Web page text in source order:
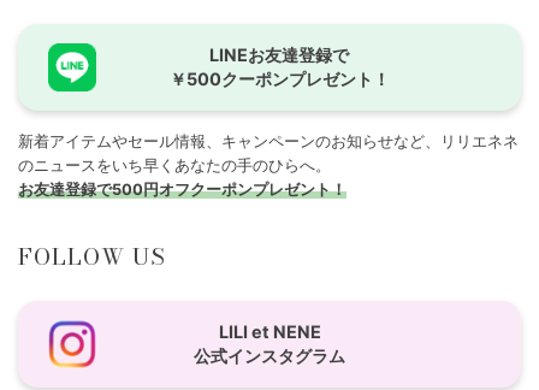
LINEお友達登録で
￥500クーポンプレゼント！
新着アイテムやセール情報、キャンペーンのお知らせなど、リリエネネ
のニュースをいち早くあなたの手のひらへ。
お友達登録で500円オフクーポンプレゼント！
FOLLOW US
LILI et NENE
公式インスタグラム